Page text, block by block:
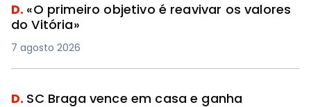
D. «O primeiro objetivo é reavivar os valores
do Vitória»
7 agosto 2026
D. SC Braga vence em casa e ganha